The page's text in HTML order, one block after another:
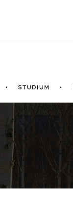
STUDIUM